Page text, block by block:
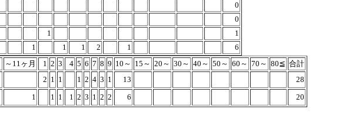
0
0
1
1
1 1 1 2 1
6
～11ヶ月 1 2 3 4 5 6 7 8 9 10～ 15～ 20～ 30～ 40～ 50～ 60～ 70～ 80≦ 合計
2 1 1 1 2 4 3 1 13
28
1 1 1 1 2 3 1 2 2 6 20